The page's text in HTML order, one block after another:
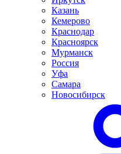
Казань
Кемерово
Краснодар
Красноярск
Мурманск
Россия
Уфа
Самара
Новосибирск